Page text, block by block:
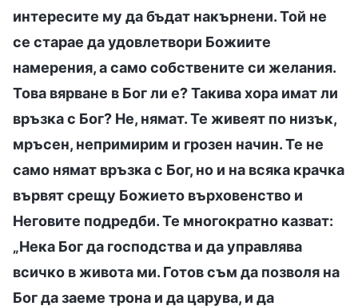
интересите му да бъдат накърнени. Той не
се старае да удовлетвори Божиите
намерения, а само собствените си желания.
Това вярване в Бог ли е? Такива хора имат ли
връзка с Бог? Не, нямат. Те живеят по низък,
мръсен, непримирим и грозен начин. Те не
само нямат връзка с Бог, но и на всяка крачка
вървят срещу Божието върховенство и
Неговите подредби. Те многократно казват:
„Нека Бог да господства и да управлява
всичко в живота ми. Готов съм да позволя на
Бог да заеме трона и да царува, и да